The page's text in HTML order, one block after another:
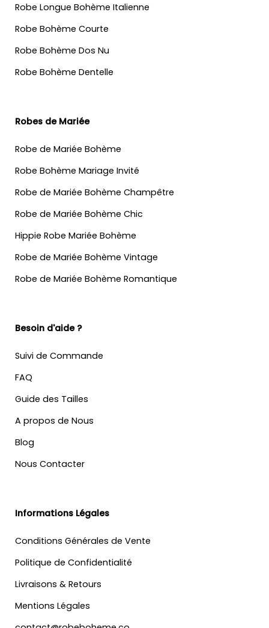
Robe Longue Bohème Italienne
Robe Bohème Courte
Robe Bohème Dos Nu
Robe Bohème Dentelle
Robes de Mariée
Robe de Mariée Bohème
Robe Bohème Mariage Invité
Robe de Mariée Bohème Champêtre
Robe de Mariée Bohème Chic
Hippie Robe Mariée Bohème
Robe de Mariée Bohème Vintage
Robe de Mariée Bohème Romantique
Besoin d'aide ?
Suivi de Commande
FAQ
Guide des Tailles
A propos de Nous
Blog
Nous Contacter
Informations Légales
Conditions Générales de Vente
Politique de Confidentialité
Livraisons & Retours
Mentions Légales